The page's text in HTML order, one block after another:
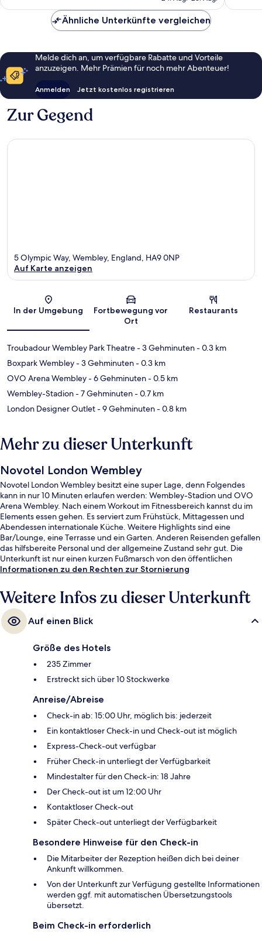
Ähnliche Unterkünfte vergleichen
Melde dich an, um verfügbare Rabatte und Vorteile
anzuzeigen. Mehr Prämien für noch mehr Abenteuer!
Anmelden Jetzt kostenlos registrieren
Zur Gegend
Karte
5 Olympic Way, Wembley, England, HA9 0NP
Auf Karte anzeigen
In der Umgebung
Fortbewegung vor
Ort
Restaurants
Troubadour Wembley Park Theatre- 3 Gehminuten- 0.3 km
Boxpark Wembley- 3 Gehminuten- 0.3 km
OVO Arena Wembley- 6 Gehminuten- 0.5 km
Wembley-Stadion- 7 Gehminuten- 0.7 km
London Designer Outlet- 9 Gehminuten- 0.8 km
Mehr zu dieser Unterkunft
Novotel London Wembley
Novotel London Wembley besitzt eine super Lage, denn Folgendes
kann in nur 10 Minuten erlaufen werden: Wembley-Stadion und OVO
Arena Wembley. Nach einem Workout im Fitnessbereich kannst du im
Elements essen gehen. Es serviert zum Frühstück, Mittagessen und
Abendessen internationale Küche. Weitere Highlights sind eine
Bar/Lounge, eine Terrasse und ein Garten. Anderen Reisenden gefallen
das hilfsbereite Personal und der allgemeine Zustand sehr gut. Die
Unterkunft ist nur einen kurzen Fußmarsch von den öffentlichen
Verkehrsmitteln entfernt: Zur U-Bahn (U-Bahn-Station Wembley Park)
Informationen zu den Rechten zur Stornierung
Weitere Infos zu dieser Unterkunft
Auf einen Blick
Größe des Hotels
235 Zimmer
Erstreckt sich über 10 Stockwerke
Anreise/Abreise
Check-in ab: 15:00 Uhr, möglich bis: jederzeit
Ein kontaktloser Check-in und Check-out ist möglich
Express-Check-out verfügbar
Früher Check-in unterliegt der Verfügbarkeit
Mindestalter für den Check-in: 18 Jahre
Der Check-out ist um 12:00 Uhr
Kontaktloser Check-out
Später Check-out unterliegt der Verfügbarkeit
Besondere Hinweise für den Check-in
Die Mitarbeiter der Rezeption heißen dich bei deiner
Ankunft willkommen.
Von der Unterkunft zur Verfügung gestellte Informationen
werden ggf. mit automatischen Übersetzungstools
übersetzt.
Beim Check-in erforderlich